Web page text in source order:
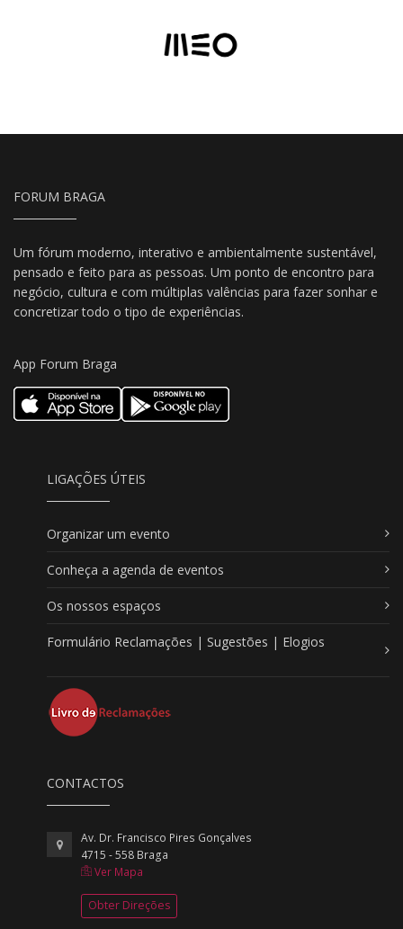
FORUM BRAGA
Um fórum moderno, interativo e ambientalmente sustentável,
pensado e feito para as pessoas. Um ponto de encontro para
negócio, cultura e com múltiplas valências para fazer sonhar e
concretizar todo o tipo de experiências.
App Forum Braga
LIGAÇÕES ÚTEIS
Organizar um evento
Conheça a agenda de eventos
Os nossos espaços
Formulário Reclamações | Sugestões | Elogios
CONTACTOS
Av. Dr. Francisco Pires Gonçalves
4715 - 558 Braga
Ver Mapa
Obter Direções